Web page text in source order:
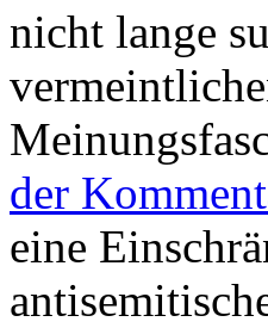
nicht lange
der
eine